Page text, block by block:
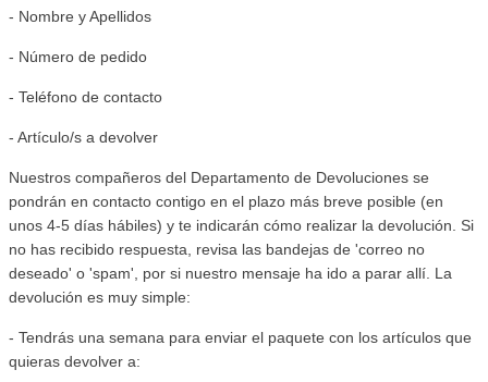
- Nombre y Apellidos
- Número de pedido
- Teléfono de contacto
- Artículo/s a devolver
Nuestros compañeros del Departamento de Devoluciones se
pondrán en contacto contigo en el plazo más breve posible (en
unos 4-5 días hábiles) y te indicarán cómo realizar la devolución. Si
no has recibido respuesta, revisa las bandejas de 'correo no
deseado' o 'spam', por si nuestro mensaje ha ido a parar allí. La
devolución es muy simple:
- Tendrás una semana para enviar el paquete con los artículos que
quieras devolver a: